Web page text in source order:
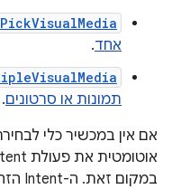
PickVisualMedia
אחד.
תמונות או סרטונים.
אם אין במכשיר כלי
אוטומטית את פעולת Intent